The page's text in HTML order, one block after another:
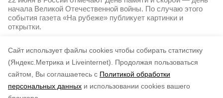
Cайт использует файлы cookies чтобы собирать статистику
(Яндекс.Метрика и Liveinternet).
Продолжая пользоваться
сайтом, Вы соглашаетесь с Политикой обработки
персональных данных и использовании cookies вашего
начала Великой Отечественной войны. По случаю этого
события газета «На рубеже» публикует картинки и
открытки.